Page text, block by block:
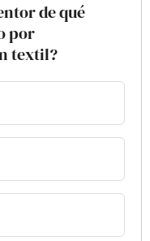
de qué
por
textil?